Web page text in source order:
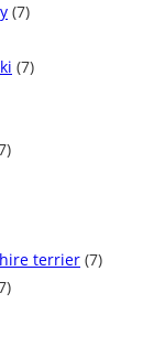
(7)
(7)
terrier (7)